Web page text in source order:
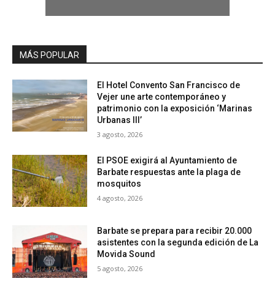
MÁS POPULAR
El Hotel Convento San Francisco de
Vejer une arte contemporáneo y
patrimonio con la exposición ‘Marinas
Urbanas III’
3 agosto, 2026
El PSOE exigirá al Ayuntamiento de
Barbate respuestas ante la plaga de
mosquitos
4 agosto, 2026
Barbate se prepara para recibir 20.000
asistentes con la segunda edición de La
Movida Sound
5 agosto, 2026